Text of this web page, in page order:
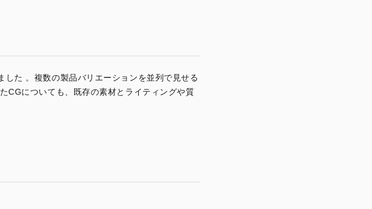
た 。複数の製品バリエーションを並列で見せる
CGについても、既存の素材とライティングや質